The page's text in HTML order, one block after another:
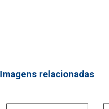
Imagens relacionadas